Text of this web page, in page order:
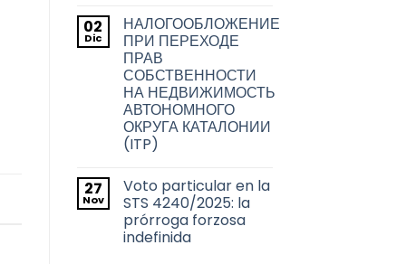
de
uso
turístico
en
Barcelona
comentarios
en
TAX
RESIDENCE
FOR
THE
2026
TAX
YEAR:
EVALUATION
OF
FACTS
PREVAILING
ROLE
OF
SUBSTANCE
OVER
FORM
02
Dic
НАЛОГООБЛОЖЕНИЕ
ПРИ ПЕРЕХОДЕ
ПРАВ
СОБСТВЕННОСТИ
НА НЕДВИЖИМОСТЬ
АВТОНОМНОГО
ОКРУГА КАТАЛОНИИ
(ITP)
comentarios
en
НАЛОГООБЛОЖЕНИЕ
ПРИ
ПЕРЕХОДЕ
ПРАВ
27
Nov
Voto particular en la
STS 4240/2025: la
prórroga forzosa
indefinida